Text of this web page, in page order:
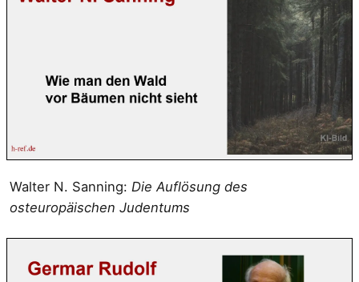
Walter N. Sanning:Die Auflösung des
osteuropäischen Judentums